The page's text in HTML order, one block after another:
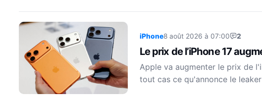
iPhone8 août 2026 à 07:00 2
Le prix de l’iPhone 17
Apple va augmenter le prix de
tout cas ce qu'annonce le